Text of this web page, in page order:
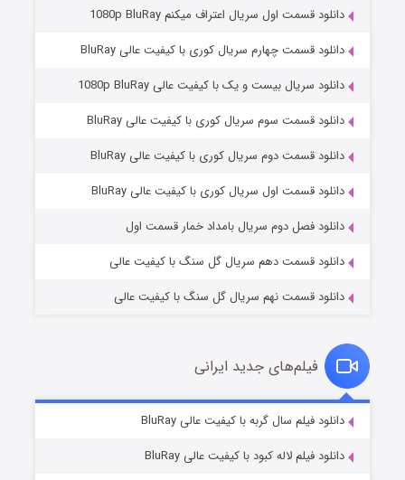
مردگان متحرک: شهر مرده ۳
قسمت۲ (زیرنویس) منتشر شد
قسمت۷ (زیرنویس) منتشر شد
دانلود قسمت اول سریال اعتراف میکنم 1080p BluRay
دانلود قسمت چهارم سریال کوری با کیفیت عالی BluRay
دانلود سریال بیست و یک با کیفیت عالی 1080p BluRay
دانلود قسمت سوم سریال کوری با کیفیت عالی BluRay
دانلود قسمت دوم سریال کوری با کیفیت عالی BluRay
دانلود قسمت اول سریال کوری با کیفیت عالی BluRay
دانلود فصل دوم سریال بامداد خمار قسمت اول
دانلود قسمت دهم سریال گل سنگ با کیفیت عالی
دانلود قسمت نهم سریال گل سنگ با کیفیت عالی
فیلم‌های جدید ایرانی
دانلود فیلم سال گربه با کیفیت عالی BluRay
دانلود فیلم لاله کبود با کیفیت عالی BluRay